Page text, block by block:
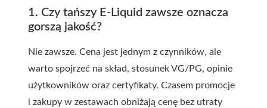
1. Czy tańszy E-Liquid zawsze oznacza
gorszą jakość?
Nie zawsze. Cena jest jednym z czynników, ale
warto spojrzeć na skład, stosunek VG/PG, opinie
użytkowników oraz certyfikaty. Czasem promocje
i zakupy w zestawach obniżają cenę bez utraty